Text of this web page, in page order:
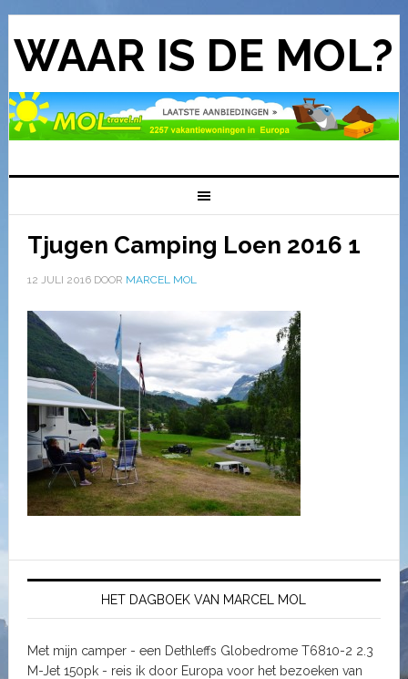
WAAR IS DE MOL?
Tjugen Camping Loen 2016 1
12 JULI 2016DOOR MARCEL MOL
HET DAGBOEK VAN MARCEL MOL
Met mijn camper - een Dethleffs Globedrome T6810-2 2.3
M-Jet 150pk - reis ik door Europa voor het bezoeken van